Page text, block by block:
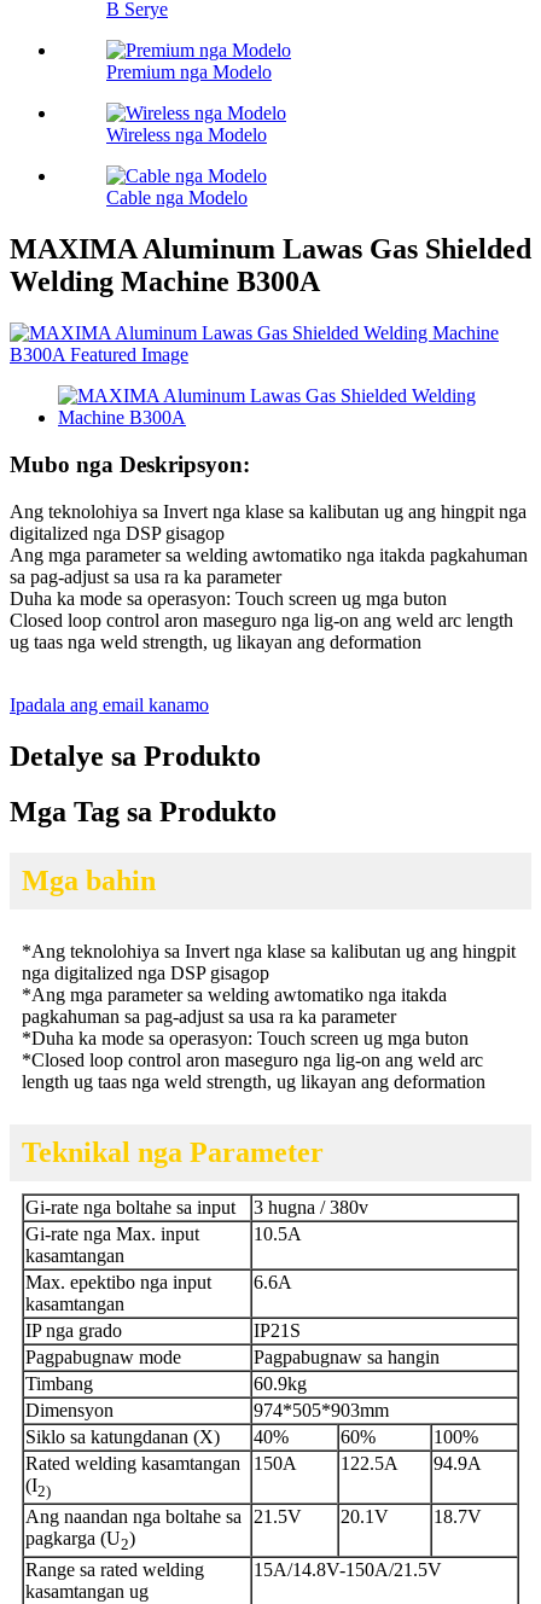
B Serye
Premium nga Modelo
Wireless nga Modelo
Cable nga Modelo
MAXIMA Aluminum Lawas Gas Shielded
Welding Machine B300A
Mubo nga Deskripsyon:
Ang teknolohiya sa Invert nga klase sa kalibutan ug ang hingpit nga
digitalized nga DSP gisagop
Ang mga parameter sa welding awtomatiko nga itakda pagkahuman
sa pag-adjust sa usa ra ka parameter
Duha ka mode sa operasyon: Touch screen ug mga buton
Closed loop control aron maseguro nga lig-on ang weld arc length
ug taas nga weld strength, ug likayan ang deformation
Ipadala ang email kanamo
Detalye sa Produkto
Mga Tag sa Produkto
Mga bahin
*Ang teknolohiya sa Invert nga klase sa kalibutan ug ang hingpit
nga digitalized nga DSP gisagop
*Ang mga parameter sa welding awtomatiko nga itakda
pagkahuman sa pag-adjust sa usa ra ka parameter
*Duha ka mode sa operasyon: Touch screen ug mga buton
*Closed loop control aron maseguro nga lig-on ang weld arc
length ug taas nga weld strength, ug likayan ang deformation
Teknikal nga Parameter
Gi-rate nga boltahe sa input
3 hugna / 380v
Gi-rate nga Max. input
kasamtangan
10.5A
Max. epektibo nga input
kasamtangan
6.6A
IP nga grado
IP21S
Pagpabugnaw mode
Pagpabugnaw sa hangin
Timbang
60.9kg
Dimensyon
974*505*903mm
Siklo sa katungdanan (X)
40% 60%
100%
Rated welding kasamtangan
(I2)
150A 122.5A 94.9A
Ang naandan nga boltahe sa
pagkarga (U2)
21.5V 20.1V 18.7V
Range sa rated welding
kasamtangan ug
15A/14.8V-150A/21.5V